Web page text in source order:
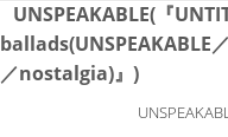
UNSPEAKABLE(『
ballads(UNSPEAKABLE
／nostalgia)』)